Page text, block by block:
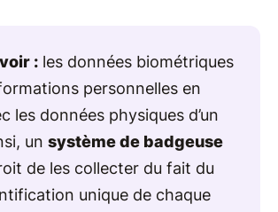
: les données biométriques
personnelles en
les données physiques d’un
un système de badgeuse
de les collecter du fait du
unique de chaque